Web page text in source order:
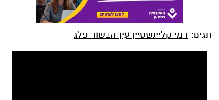
תגים: רמי קליינשטיין עין הבשור פלג